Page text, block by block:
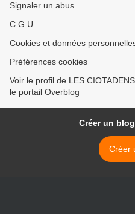
Signaler un abus
C.G.U.
Cookies et données
Préférences cookies
Voir le profil de LES
le portail Overblog
Créer un
Créer